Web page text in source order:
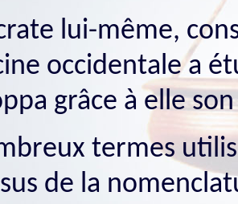
lui-même,
occidentale a
grâce à elle
termes
de la